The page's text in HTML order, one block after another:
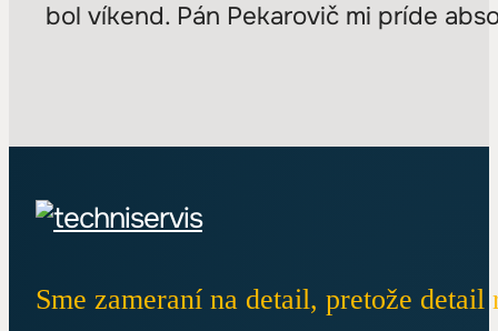
bol víkend. Pán Pekarovič mi príde
Sme zameraní na detail, pretože